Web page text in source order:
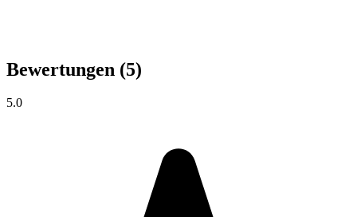
Bewertungen (5)
5.0